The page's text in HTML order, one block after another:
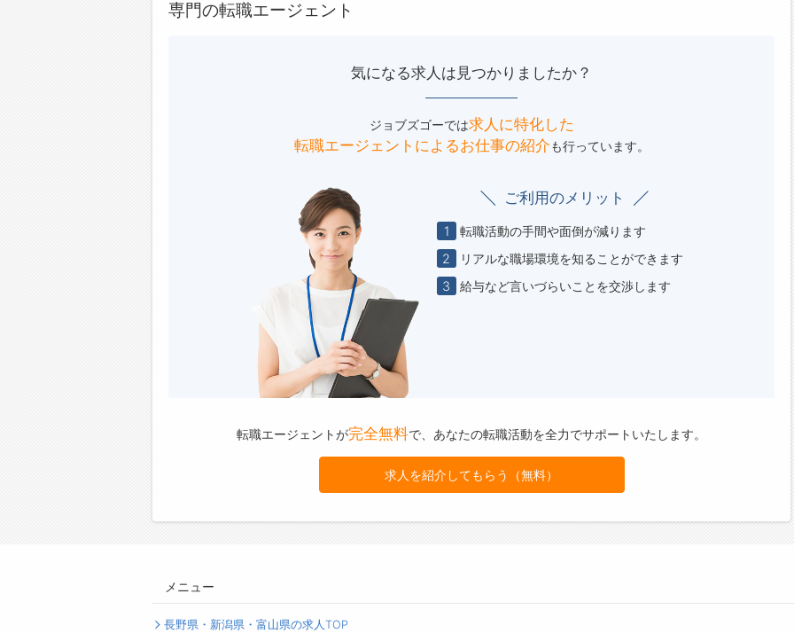
専門の転職エージェント
気になる求人は見つかりましたか？
ジョブズゴーでは求人に特化した
転職エージェントによるお仕事の紹介も行っています。
ご利用のメリット
1
転職活動の手間や面倒が減ります
2
リアルな職場環境を知ることができます
3
給与など言いづらいことを交渉します
転職エージェントが完全無料で、 あなたの転職活動を全力でサポートいたします。
求人を紹介してもらう（無料）
メニュー
長野県・新潟県・富山県の求人TOP